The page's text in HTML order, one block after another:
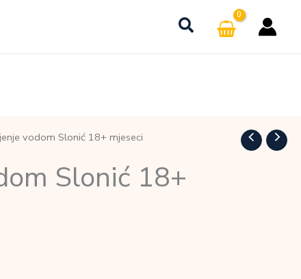
vodom Slonić 18+ mjeseci
Slonić 18+